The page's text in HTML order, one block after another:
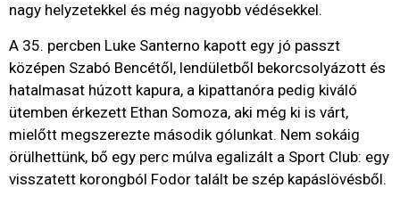
nagy helyzetekkel és még nagyobb védésekkel.
A 35. percben Luke Santerno kapott egy jó passzt
középen Szabó Bencétől, lendületből bekorcsolyázott és
hatalmasat húzott kapura, a kipattanóra pedig kiváló
ütemben érkezett Ethan Somoza, aki még ki is várt,
mielőtt megszerezte második gólunkat. Nem sokáig
örülhettünk, bő egy perc múlva egalizált a Sport Club: egy
visszatett korongból Fodor talált be szép kapáslövésből.